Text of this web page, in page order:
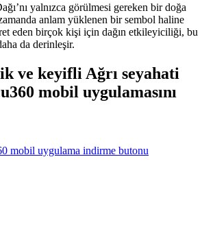
yalnızca görülmesi gereken bir doğa
anlam yüklenen bir sembol haline
eden birçok kişi için dağın etkileyiciliği, bu
da derinleşir.
ve keyifli Ağrı seyahati
mobil uygulamasını